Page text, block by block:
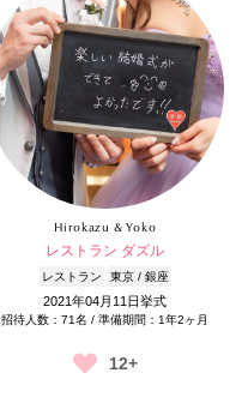
Hirokazu & Yoko
レストラン ダズル
レストラン 東京 / 銀座
2021年04月11日挙式
招待人数：71名 / 準備期間：1年2ヶ月
12+